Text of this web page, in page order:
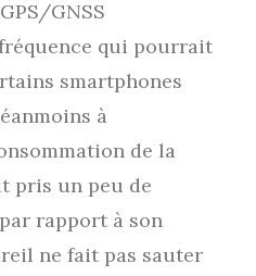
GNSS
qui pourrait
smartphones
à
de la
pris un peu de
rapport à son
ne fait pas sauter